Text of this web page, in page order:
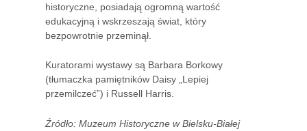
historyczne, posiadają ogromną wartość
edukacyjną i wskrzeszają świat, który
bezpowrotnie przeminął.
Kuratorami wystawy są Barbara Borkowy
(tłumaczka pamiętników Daisy „Lepiej
przemilczeć”) i Russell Harris.
Źródło: Muzeum Historyczne w Bielsku-Białej